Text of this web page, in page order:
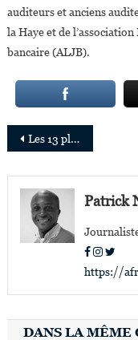
auditeurs et anciens
la Haye et de
bancaire (ALJB).
Navigation
de
l’article
Les 13 plus grands Fonds souverains en Afrique pèsent près de 85 milliards USD
Patrick
https://
DANS LA MÊME